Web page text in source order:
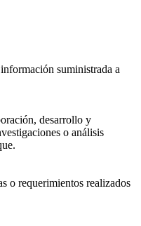
suministrada a
desarrollo y
o análisis
o requerimientos realizados